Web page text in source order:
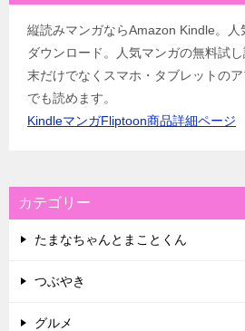
縦読みマンガならAmazon Kindle。人
ダウンロード。人気マンガの無料試
末だけでなくスマホ・タブレットの
でも読めます。
KindleマンガFliptoon商品詳細ページ
カテゴリー
たまなちゃんとまことくん
つぶやき
グルメ